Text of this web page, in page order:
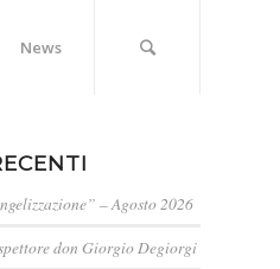
News
– Agosto 2026
don Giorgio Degiorgi